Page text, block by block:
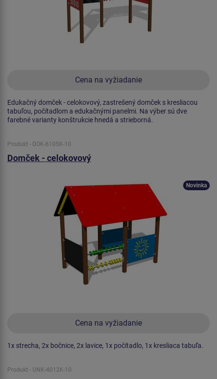
Cena na vyžiadanie
Edukačný domček - celokovový, zastrešený domček s kresliacou
tabuľou, počítadlom a edukačnými panelmi. Na výber sú dve
farebné varianty konštrukcie hnedá a strieborná.
Produkt - DOK-6105K-10
Domček - celokovový
Cena na vyžiadanie
Novinka
1x strecha, 2x bočnice, 2x lavice, 1x počítadlo, 1x kresliaca tabuľa.
Produkt - UNK-4012K-10